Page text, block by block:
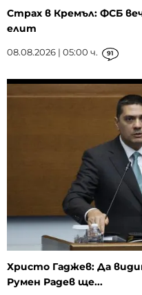
Страх в Кремъл: ФСБ
елит
08.08.2026 | 05:00 ч. 91
Христо Гаджев: Да
Румен Радев ще...